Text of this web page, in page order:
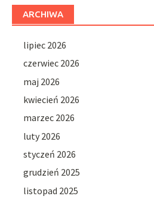
ARCHIWA
lipiec 2026
czerwiec 2026
maj 2026
kwiecień 2026
marzec 2026
luty 2026
styczeń 2026
grudzień 2025
listopad 2025